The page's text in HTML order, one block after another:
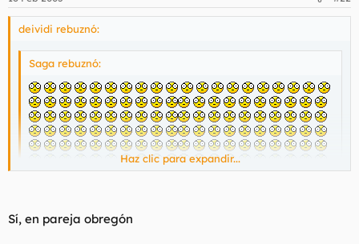
deividi rebuznó:
Saga rebuznó:
Haz clic para expandir...
Sí, en pareja obregón